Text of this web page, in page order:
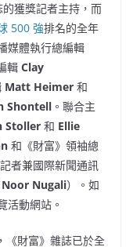
獲獎記者主持，而
500 強排名的全年
媒體執行總編輯
輯 Clay
Matt Heimer 和
Shontell 。聯合主
Stoller 和 Ellie
和《財富》領袖總
者兼國際新聞通訊
Noor Nugali）。如
活動網站。
《財富》雜誌已於全